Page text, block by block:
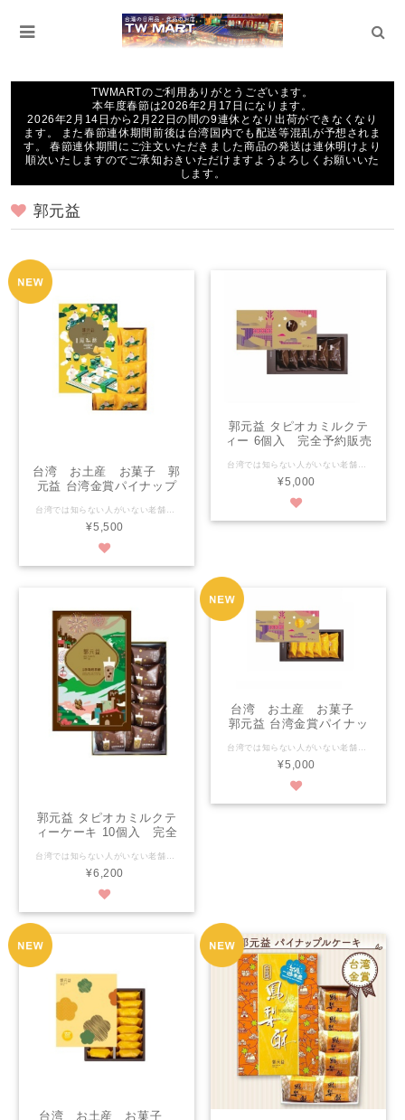
TWMARTのご利用ありがとうございます。
本年度春節は2026年2月17日になります。
2026年2月14日から2月22日の間の9連休となり出荷ができなくなり
ます。 また春節連休期間前後は台湾国内でも配送等混乱が予想されま
す。 春節連休期間にご注文いただきました商品の発送は連休明けより
順次いたしますのでご承知おきいただけますようよろしくお願いいた
します。
郭元益
台湾 お土産 お菓子 郭
元益 台湾金賞パイナップ
約販売
¥5,500
郭元益 タピオカミルクテ
ィー 6個入 完全予約販売
¥5,000
郭元益 タピオカミルクテ
ィーケーキ 10個入 完全
台湾では知らない人がいない老舗お菓子屋「郭元益KUO YUAN YE」 台北市政府主催のパイナップルケーキコンテストで2010年と2013年に金賞を受賞！ タピオカミルクティーケーキ 保存期限：製造日より90日 ※人気商品となります。 現地販売状況により欠品が発生する可能性がございます。 その場合、ご注文のキャンセル、、後日配送（〜１か月後）いづれかの ご対応となります。 その際は当店より事前にご連絡差し上げます。 予めご了承の程、宜しくお願い申し上げます。
¥6,200
台湾 お土産 お菓子
郭元益 台湾金賞パイナッ
約販売
¥5,000
台湾 お土産 お菓子